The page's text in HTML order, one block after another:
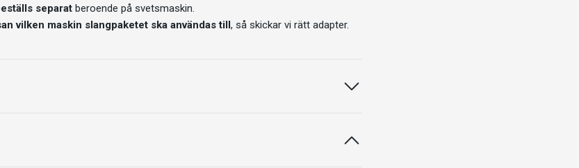
separat beroende på svetsmaskin.
vilken maskin slangpaketet ska användas till, så skickar vi rätt adapter.